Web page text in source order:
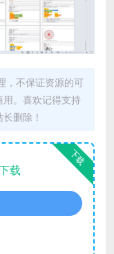
，不保证资源的可
。喜欢记得支持
删除！
下载
载